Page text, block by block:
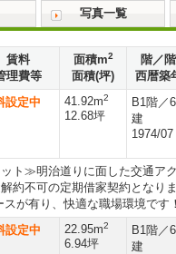
写真一覧
賃料
理費等
面積m2
面積(坪)
階／
西暦築
設定中
41.92m2
12.68坪
B1階／
建
1974/07
ト≫明治道りに面した交通ア
約不可の定期借家契約となり
が有り、快適な職場環境です
設定中
22.95m2
6.94坪
B1階／
建